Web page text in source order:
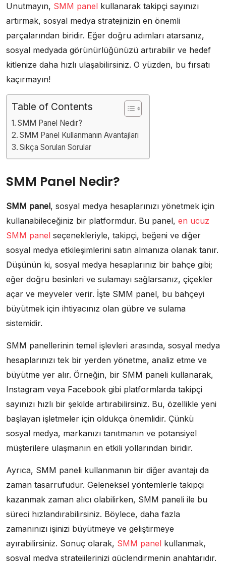
Unutmayın, SMM panel kullanarak takipçi sayınızı
artırmak, sosyal medya stratejinizin en önemli
parçalarından biridir. Eğer doğru adımları atarsanız,
sosyal medyada görünürlüğünüzü artırabilir ve hedef
kitlenize daha hızlı ulaşabilirsiniz. O yüzden, bu fırsatı
kaçırmayın!
Table of Contents
SMM Panel Nedir?
SMM Panel Kullanmanın Avantajları
Sıkça Sorulan Sorular
SMM Panel Nedir?
SMM panel, sosyal medya hesaplarınızı yönetmek için
kullanabileceğiniz bir platformdur. Bu panel, en ucuz
SMM panel seçenekleriyle, takipçi, beğeni ve diğer
sosyal medya etkileşimlerini satın almanıza olanak tanır.
Düşünün ki, sosyal medya hesaplarınız bir bahçe gibi;
eğer doğru besinleri ve sulamayı sağlarsanız, çiçekler
açar ve meyveler verir. İşte SMM panel, bu bahçeyi
büyütmek için ihtiyacınız olan gübre ve sulama
sistemidir.
SMM panellerinin temel işlevleri arasında, sosyal medya
hesaplarınızı tek bir yerden yönetme, analiz etme ve
büyütme yer alır. Örneğin, bir SMM paneli kullanarak,
Instagram veya Facebook gibi platformlarda takipçi
sayınızı hızlı bir şekilde artırabilirsiniz. Bu, özellikle yeni
başlayan işletmeler için oldukça önemlidir. Çünkü
sosyal medya, markanızı tanıtmanın ve potansiyel
müşterilere ulaşmanın en etkili yollarından biridir.
Ayrıca, SMM paneli kullanmanın bir diğer avantajı da
zaman tasarrufudur. Geleneksel yöntemlerle takipçi
kazanmak zaman alıcı olabilirken, SMM paneli ile bu
süreci hızlandırabilirsiniz. Böylece, daha fazla
zamanınızı işinizi büyütmeye ve geliştirmeye
ayırabilirsiniz. Sonuç olarak, SMM panel kullanmak,
sosyal medya stratejilerinizi güçlendirmenin anahtarıdır.